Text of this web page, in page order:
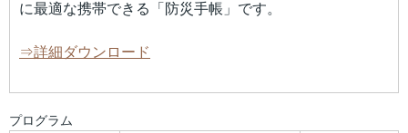
に最適な携帯できる「防災手帳」です。
⇒詳細ダウンロード
プログラム